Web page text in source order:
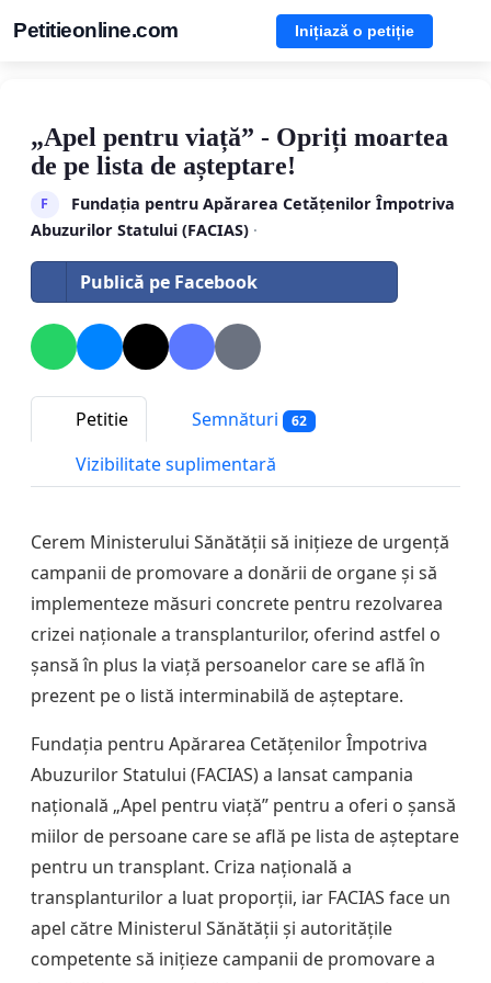
Petitieonline.com Inițiază o petiție
„Apel pentru viață” - Opriți moartea
de pe lista de așteptare!
F
Fundația pentru Apărarea Cetățenilor Împotriva
Abuzurilor Statului (FACIAS) ·
Publică pe Facebook
Petitie Semnături 62
Vizibilitate suplimentară
Cerem Ministerului Sănătății să inițieze de urgență
campanii de promovare a donării de organe și să
implementeze măsuri concrete pentru rezolvarea
crizei naționale a transplanturilor, oferind astfel o
șansă în plus la viață persoanelor care se află în
prezent pe o listă interminabilă de așteptare.
Fundația pentru Apărarea Cetățenilor Împotriva
Abuzurilor Statului (FACIAS) a lansat campania
națională „Apel pentru viață” pentru a oferi o șansă
miilor de persoane care se află pe lista de așteptare
pentru un transplant. Criza națională a
transplanturilor a luat proporții, iar FACIAS face un
apel către Ministerul Sănătății și autoritățile
competente să inițieze campanii de promovare a